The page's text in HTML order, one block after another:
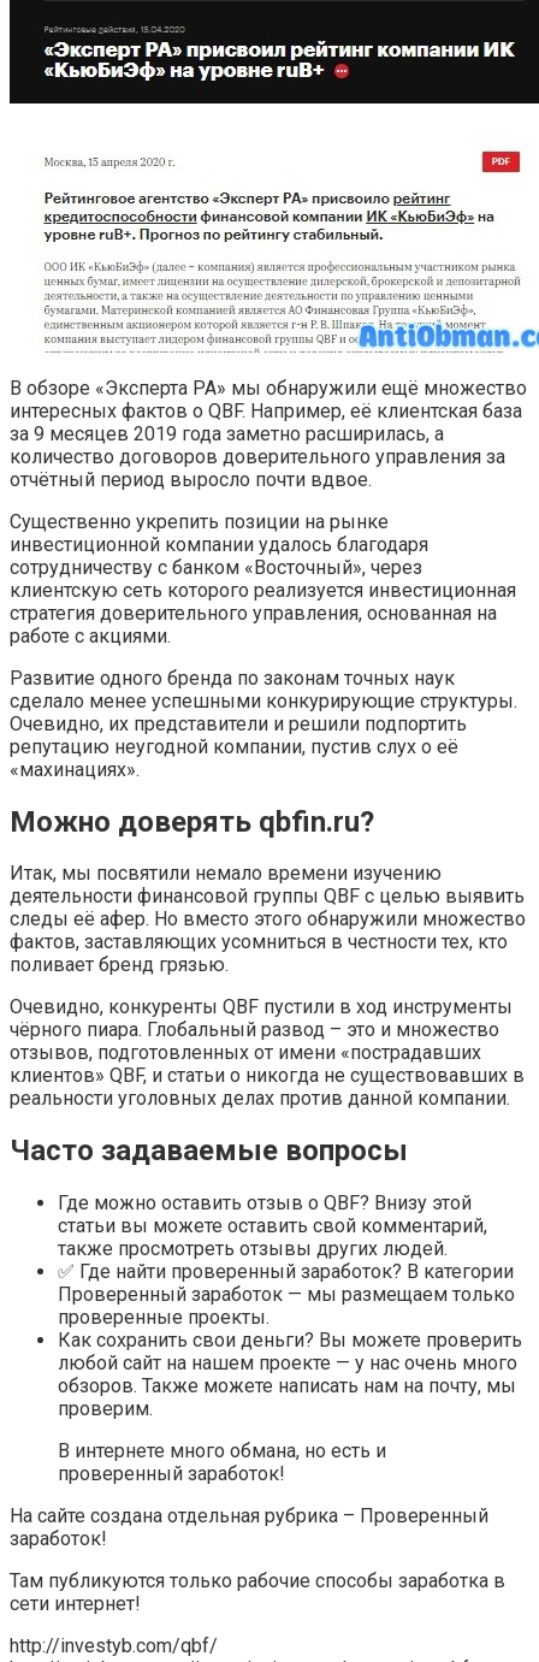
В обзоре «Эксперта РА» мы обнаружили ещё множество
интересных фактов о QBF. Например, её клиентская база
за 9 месяцев 2019 года заметно расширилась, а
количество договоров доверительного управления за
отчётный период выросло почти вдвое.
Существенно укрепить позиции на рынке
инвестиционной компании удалось благодаря
сотрудничеству с банком «Восточный», через
клиентскую сеть которого реализуется инвестиционная
стратегия доверительного управления, основанная на
работе с акциями.
Развитие одного бренда по законам точных наук
сделало менее успешными конкурирующие структуры.
Очевидно, их представители и решили подпортить
репутацию неугодной компании, пустив слух о её
«махинациях».
Можно доверять qbfin.ru?
Итак, мы посвятили немало времени изучению
деятельности финансовой группы QBF с целью выявить
следы её афер. Но вместо этого обнаружили множество
фактов, заставляющих усомниться в честности тех, кто
поливает бренд грязью.
Очевидно, конкуренты QBF пустили в ход инструменты
чёрного пиара. Глобальный развод – это и множество
отзывов, подготовленных от имени «пострадавших
клиентов» QBF, и статьи о никогда не существовавших в
реальности уголовных делах против данной компании.
Часто задаваемые вопросы
Где можно оставить отзыв о QBF? Внизу этой
статьи вы можете оставить свой комментарий,
также просмотреть отзывы других людей.
✅ Где найти проверенный заработок? В категории
Проверенный заработок — мы размещаем только
проверенные проекты.
Как сохранить свои деньги? Вы можете проверить
любой сайт на нашем проекте — у нас очень много
обзоров. Также можете написать нам на почту, мы
проверим.
В интернете много обмана, но есть и
проверенный заработок!
На сайте создана отдельная рубрика – Проверенный
заработок!
Там публикуются только рабочие способы заработка в
сети интернет!
http://investyb.com/qbf/